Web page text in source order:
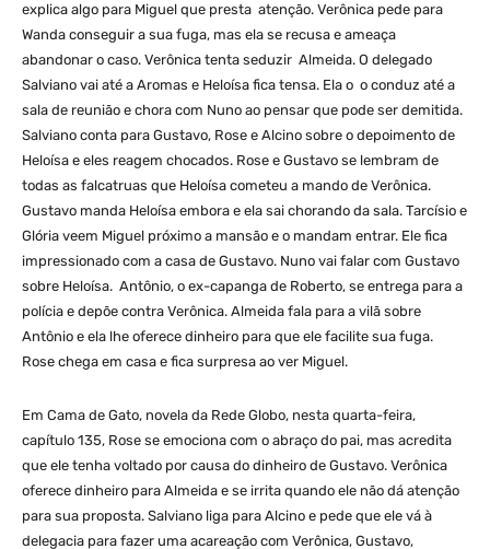
explica algo para Miguel que presta atenção. Verônica pede para
Wanda conseguir a sua fuga, mas ela se recusa e ameaça
abandonar o caso. Verônica tenta seduzir Almeida. O delegado
Salviano vai até a Aromas e Heloísa fica tensa. Ela o o conduz até a
sala de reunião e chora com Nuno ao pensar que pode ser demitida.
Salviano conta para Gustavo, Rose e Alcino sobre o depoimento de
Heloísa e eles reagem chocados. Rose e Gustavo se lembram de
todas as falcatruas que Heloísa cometeu a mando de Verônica.
Gustavo manda Heloísa embora e ela sai chorando da sala. Tarcísio e
Glória veem Miguel próximo a mansão e o mandam entrar. Ele fica
impressionado com a casa de Gustavo. Nuno vai falar com Gustavo
sobre Heloísa. Antônio, o ex-capanga de Roberto, se entrega para a
polícia e depõe contra Verônica. Almeida fala para a vilã sobre
Antônio e ela lhe oferece dinheiro para que ele facilite sua fuga.
Rose chega em casa e fica surpresa ao ver Miguel.
Em Cama de Gato, novela da Rede Globo, nesta quarta-feira,
capítulo 135, Rose se emociona com o abraço do pai, mas acredita
que ele tenha voltado por causa do dinheiro de Gustavo. Verônica
oferece dinheiro para Almeida e se irrita quando ele não dá atenção
para sua proposta. Salviano liga para Alcino e pede que ele vá à
delegacia para fazer uma acareação com Verônica, Gustavo,